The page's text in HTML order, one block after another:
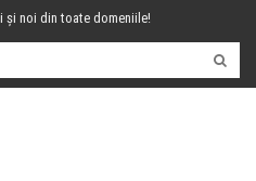
și noi din toate domeniile!